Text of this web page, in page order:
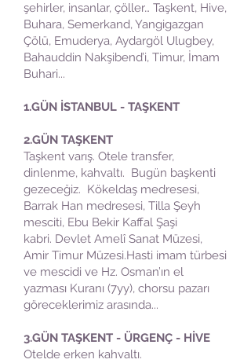
şehirler, insanlar, çöller… Taşkent, Hive,
Buhara, Semerkand, Yangigazgan
Çölü, Emuderya, Aydargöl Ulugbey,
Bahauddin Nakşibend’i, Timur, İmam
Buhari...
1.GÜN İSTANBUL - TAŞKENT
2.GÜN TAŞKENT
Taşkent varış. Otele transfer,
dinlenme, kahvaltı. Bugün başkenti
gezeceğiz. Kökeldaş medresesi,
Barrak Han medresesi, Tilla Şeyh
mesciti, Ebu Bekir Kaffal Şaşi
kabri. Devlet Amelî Sanat Müzesi,
Amir Timur Müzesi.Hasti imam türbesi
ve mescidi ve Hz. Osman’ın el
yazması Kuranı (7yy), chorsu pazarı
göreceklerimiz arasında...
3.GÜN TAŞKENT - ÜRGENÇ - HİVE
Otelde erken kahvaltı.